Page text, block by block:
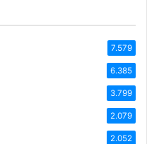
7.579
6.385
3.799
2.079
2.052